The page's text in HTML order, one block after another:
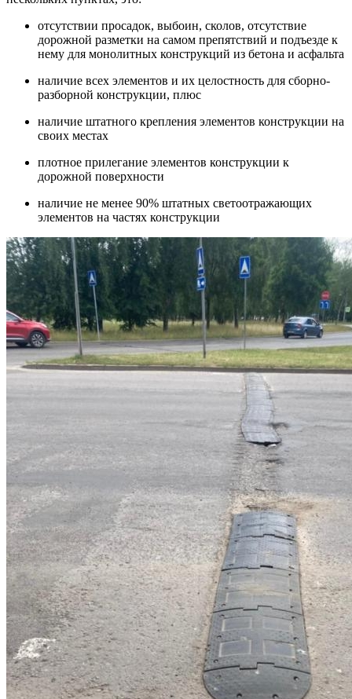
отсутствии просадок, выбоин, сколов, отсутствие
дорожной разметки на самом препятствий и подъезде к
нему для монолитных конструкций из бетона и асфальта
наличие всех элементов и их целостность для сборно-
разборной конструкции, плюс
наличие штатного крепления элементов конструкции на
своих местах
плотное прилегание элементов конструкции к
дорожной поверхности
наличие не менее 90% штатных светоотражающих
элементов на частях конструкции